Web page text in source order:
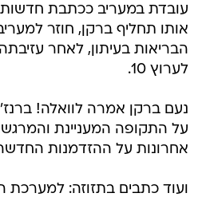
עובדת במעריב ככתבת חדשות
אותו תחליף ברקן, חוזר
הבריאות בעיתון, לאחר
לערוץ 10.
נעם ברקן אמרה לוואלה!
על התקופה המעניינת
אחרונות על ההזדמנות